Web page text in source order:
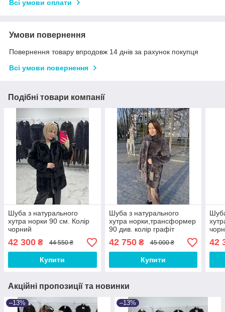
Всі умови оплати
Умови повернення
Повернення товару впродовж 14 днів за рахунок покупця
Всі умови повернення
Подібні товари компанії
Шуба з натурального
хутра норки 90 см. Колір
чорний
42 300 ₴ 44 550 ₴
Купити
Шуба з натурального
хутра норки,трансформер
90 див. колір графіт
42 750₴ 45 000 ₴
Купити
42
Акційні пропозиції та новинки
–13% –13%